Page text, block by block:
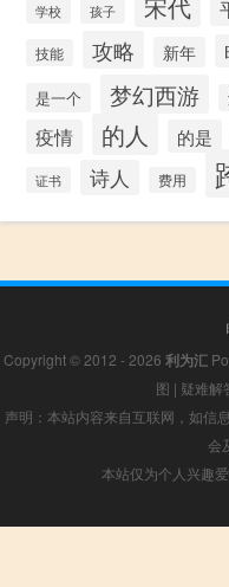
学校 孩子
技能 攻略 新年
是一个 梦幻西游
疫情 的人 的是
证书 诗人 费用
Copyright © 2012 - 2026 利为汇
图 | 疑难解
声明：本站内容来自互联网，如信
会
本站仅为个人兴趣